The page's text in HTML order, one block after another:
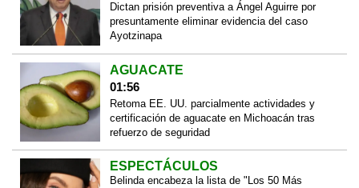
Dictan prisión preventiva a Ángel Aguirre por
presuntamente eliminar evidencia del caso
Ayotzinapa
AGUACATE
01:56
Retoma EE. UU. parcialmente actividades y
certificación de aguacate en Michoacán tras
refuerzo de seguridad
ESPECTÁCULOS
Belinda encabeza la lista de "Los 50 Más